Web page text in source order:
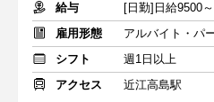
給与
雇用形態
アルバイト・パ
シフト
週1日以上
アクセス
近江高島駅